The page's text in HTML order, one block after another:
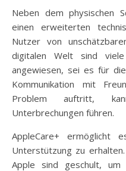
Neben dem physischen
einen erweiterten
Nutzer von
digitalen Welt sind
angewiesen, sei es für
Kommunikation mit
Problem auftritt,
Unterbrechungen führen.
AppleCare+ ermöglicht
Unterstützung zu
Apple sind geschult,